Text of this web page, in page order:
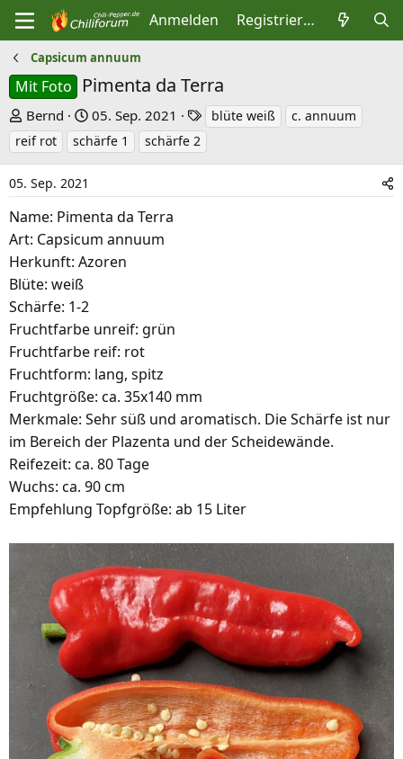
Anmelden Registrieren
Capsicum annuum
Mit Foto Pimenta da Terra
E
r
s
e
l
l
e
r
Bernd
E
r
s
e
l
l
t
05. Sep. 2021
c
a
blüte weiß
c. annuum
reif rot
schärfe 1 schärfe 2
05. Sep. 2021
Name: Pimenta da Terra
Art: Capsicum annuum
Herkunft: Azoren
Blüte: weiß
Schärfe: 1-2
Fruchtfarbe unreif: grün
Fruchtfarbe reif: rot
Fruchtform: lang, spitz
Fruchtgröße: ca. 35x140 mm
Merkmale: Sehr süß und aromatisch. Die Schärfe ist nur
im Bereich der Plazenta und der Scheidewände.
Reifezeit: ca. 80 Tage
Wuchs: ca. 90 cm
Empfehlung Topfgröße: ab 15 Liter